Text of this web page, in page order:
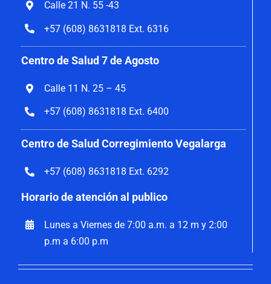
Calle 21 N. 55 -43
+57 (608) 8631818 Ext. 6316
Centro de Salud 7 de Agosto
Calle 11 N. 25 – 45
+57 (608) 8631818 Ext. 6400
Centro de Salud Corregimiento Vegalarga
+57 (608) 8631818 Ext. 6292
Horario de atención al publico
Lunes a Viernes de 7:00 a.m. a 12 m y 2:00
p.m a 6:00 p.m